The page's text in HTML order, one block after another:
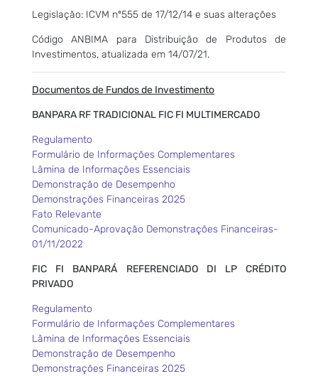
Legislação: ICVM nº555 de 17/12/14 e suas alterações
Código ANBIMA para Distribuição de Produtos de
Investimentos, atualizada em 14/07/21.
Documentos de Fundos de Investimento
BANPARA RF TRADICIONAL FIC FI MULTIMERCADO
Regulamento
Formulário de Informações Complementares
Lâmina de Informações Essenciais
Demonstração de Desempenho
Demonstrações Financeiras 2025
Fato Relevante
Comunicado-Aprovação Demonstrações Financeiras-
01/11/2022
FIC FI BANPARÁ REFERENCIADO DI LP CRÉDITO
PRIVADO
Regulamento
Formulário de Informações Complementares
Lâmina de Informações Essenciais
Demonstração de Desempenho
Demonstrações Financeiras 2025